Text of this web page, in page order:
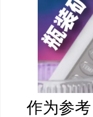
作为参